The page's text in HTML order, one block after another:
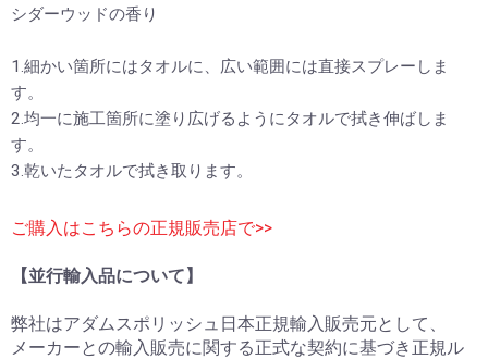
シダーウッドの香り
1.細かい箇所にはタオルに、広い範囲には直接スプレーしま
す。
2.均一に施工箇所に塗り広げるようにタオルで拭き伸ばしま
す。
3.乾いたタオルで拭き取ります。
ご購入はこちらの正規販売店で>>
【並行輸入品について】
弊社はアダムスポリッシュ日本正規輸入販売元として、
メーカーとの輸入販売に関する正式な契約に基づき正規ル